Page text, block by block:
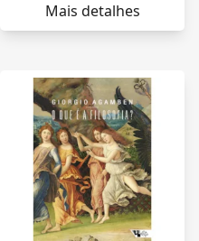
Mais detalhes